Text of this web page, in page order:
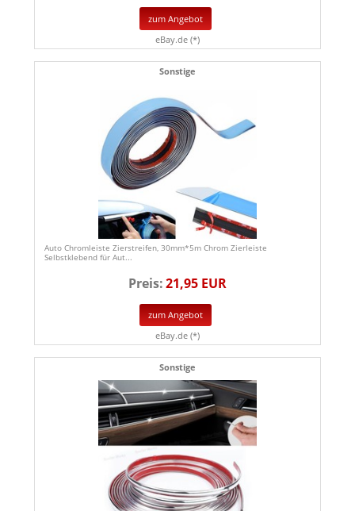
zum Angebot
eBay.de (*)
Sonstige
Auto Chromleiste Zierstreifen, 30mm*5m Chrom Zierleiste
Selbstklebend für Aut...
Preis:21,95 EUR
zum Angebot
eBay.de (*)
Sonstige